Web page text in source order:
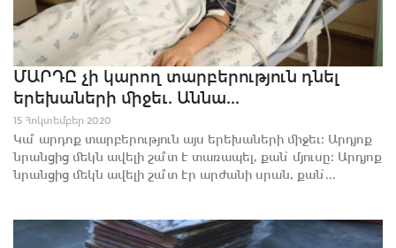
ՄԱՐԴԸ չի կարող տարբերություն դնել
երեխաների միջեւ. Աննա...
15 Հոկտեմբեր 2020
Կա՞ արդոք տարբերություն այս երեխաների միջեւ։ Արդյոք
նրանցից մեկն ավելի շա՞տ է տառապել, քան՝ մյուսը։ Արդյոք
նրանցից մեկն ավելի շա՞տ էր արժանի սրան, քան՝...